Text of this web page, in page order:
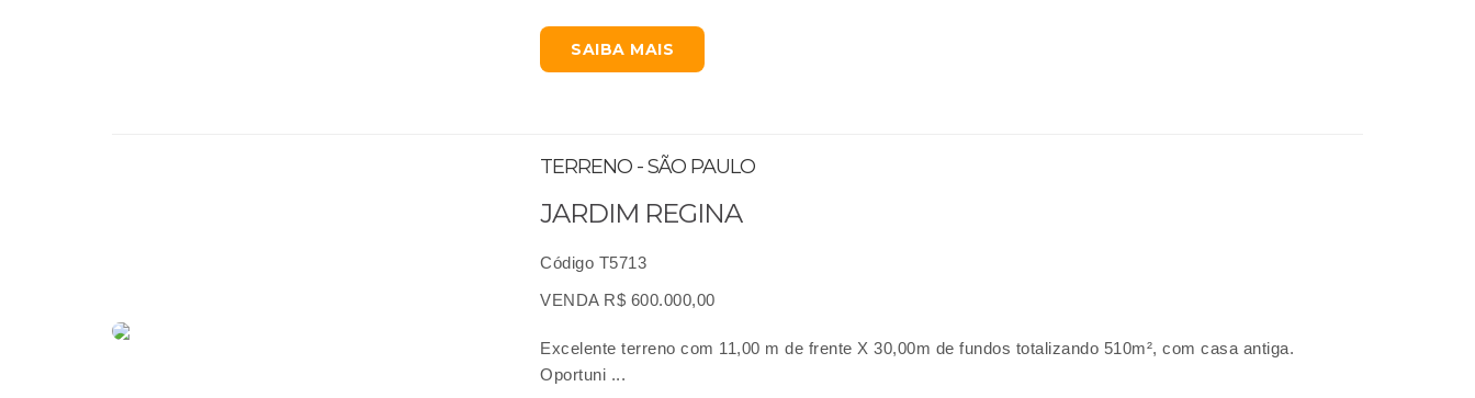
SAIBA MAIS
TERRENO - SÃO PAULO
JARDIM REGINA
Código T5713
VENDA R$ 600.000,00
Excelente terreno com 11,00 m de frente X 30,00m de fundos totalizando 510m², com casa antiga.
Oportuni ...